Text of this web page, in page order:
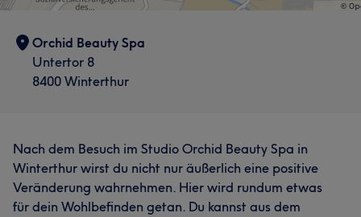
Orchid Beauty Spa
Untertor 8
8400 Winterthur
Nach dem Besuch im Studio Orchid Beauty Spa in
Winterthur wirst du nicht nur äußerlich eine positive
Veränderung wahrnehmen. Hier wird rundum etwas
für dein Wohlbefinden getan. Du kannst aus dem